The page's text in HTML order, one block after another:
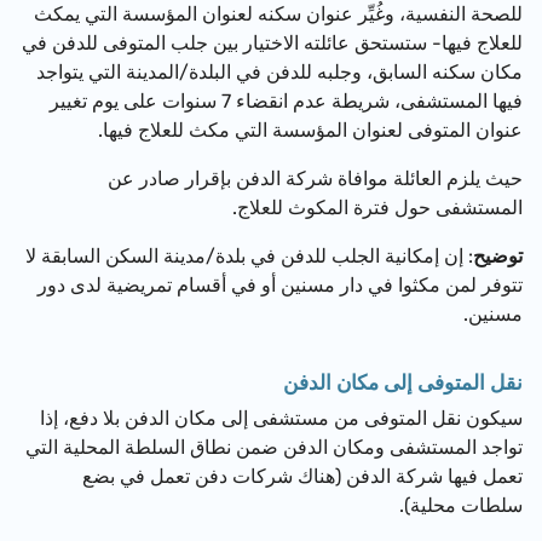
للصحة النفسية، وغُيِّر عنوان سكنه لعنوان المؤسسة التي يمكث
للعلاج فيها- ستستحق عائلته الاختيار بين جلب المتوفى للدفن في
مكان سكنه السابق، وجلبه للدفن في البلدة/المدينة التي يتواجد
فيها المستشفى، شريطة عدم انقضاء 7 سنوات على يوم تغيير
عنوان المتوفى لعنوان المؤسسة التي مكث للعلاج فيها.
حيث يلزم العائلة موافاة شركة الدفن بإقرار صادر عن
المستشفى حول فترة المكوث للعلاج.
توضيح: إن إمكانية الجلب للدفن في بلدة/مدينة السكن السابقة لا
تتوفر لمن مكثوا في دار مسنين أو في أقسام تمريضية لدى دور
مسنين.
نقل المتوفى إلى مكان الدفن
سيكون نقل المتوفى من مستشفى إلى مكان الدفن بلا دفع، إذا
تواجد المستشفى ومكان الدفن ضمن نطاق السلطة المحلية التي
تعمل فيها شركة الدفن (هناك شركات دفن تعمل في بضع
سلطات محلية).